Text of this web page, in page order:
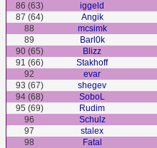
86 (63)
iggeld
87 (64)
Angik
88
mcsimk
89
Barl0k
90 (65)
Blizz
91 (66)
Stakhoff
92
evar
93 (67)
shegev
94 (68)
SoboL
95 (69)
Rudim
96
Schulz
97
stalex
98
Fatal